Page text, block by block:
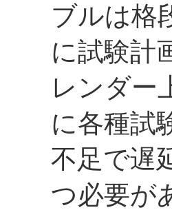
ブルは格
に試験計
レンダー
に各種試
不足で遅
つ必要が